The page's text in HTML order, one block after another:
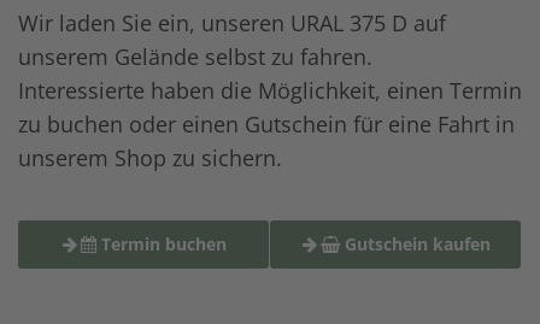
Wir laden Sie ein, unseren URAL 375 D auf
unserem Gelände selbst zu fahren.
Interessierte haben die Möglichkeit, einen Termin
zu buchen oder einen Gutschein für eine Fahrt in
unserem Shop zu sichern.
Termin buchen Gutschein kaufen